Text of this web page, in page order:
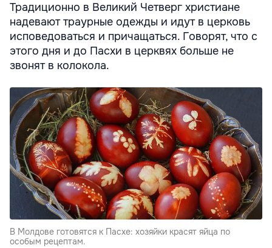
Традиционно в Великий Четверг христиане
надевают траурные одежды и идут в церковь
исповедоваться и причащаться. Говорят, что с
этого дня и до Пасхи в церквях больше не
звонят в колокола.
В Молдове готовятся к Пасхе: хозяйки красят яйца по
особым рецептам.